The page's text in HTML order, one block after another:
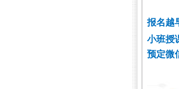
报名越
小班授
预定微